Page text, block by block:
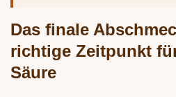
Das finale
richtige Zeitpunkt
Säure